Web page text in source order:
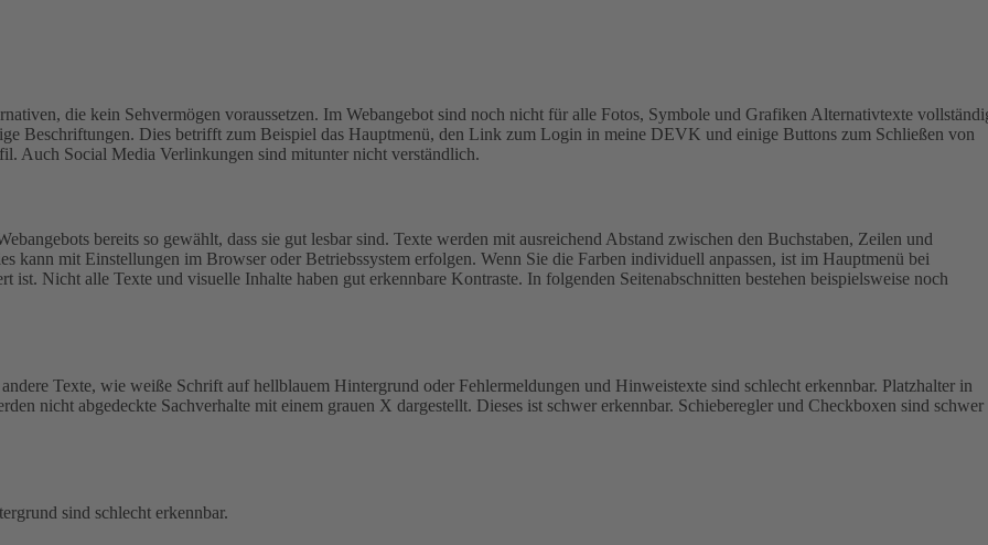
die kein Sehvermögen voraussetzen. Im Webangebot sind noch nicht für alle Fotos, Symbole und Grafiken Alternativtexte
Beschriftungen. Dies betrifft zum Beispiel das Hauptmenü, den Link zum Login in meine DEVK und einige Buttons zum Schließen von
Auch Social Media Verlinkungen sind mitunter nicht verständlich.
bereits so gewählt, dass sie gut lesbar sind. Texte werden mit ausreichend Abstand zwischen den Buchstaben, Zeilen und
kann mit Einstellungen im Browser oder Betriebssystem erfolgen. Wenn Sie die Farben individuell anpassen, ist im Hauptmenü bei
ist. Nicht alle Texte und visuelle Inhalte haben gut erkennbare Kontraste. In folgenden Seitenabschnitten bestehen beispielsweise noch
Texte, wie weiße Schrift auf hellblauem Hintergrund oder Fehlermeldungen und Hinweistexte sind schlecht erkennbar. Platzhalter in
nicht abgedeckte Sachverhalte mit einem grauen X dargestellt. Dieses ist schwer erkennbar. Schieberegler und Checkboxen sind schwer
sind schlecht erkennbar.